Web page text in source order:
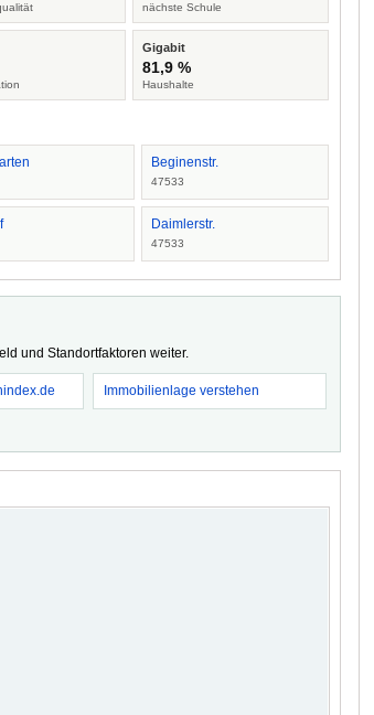
nächste Schule
Gigabit
81,9 %
Haushalte
Beginenstr.
47533
Daimlerstr.
47533
und Standortfaktoren weiter.
Immobilienlage verstehen